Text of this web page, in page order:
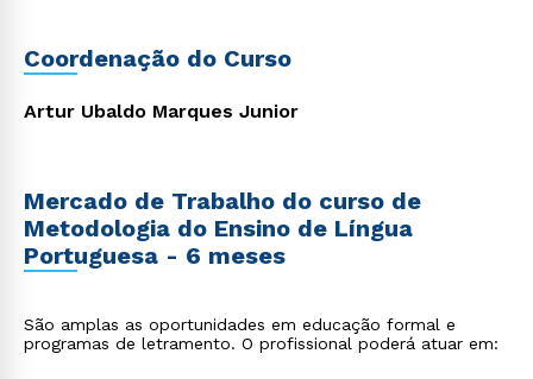
Coordenação do Curso
Artur Ubaldo Marques Junior
Mercado de Trabalho do curso de
Metodologia do Ensino de Língua
Portuguesa - 6 meses
São amplas as oportunidades em educação formal e
programas de letramento. O profissional poderá atuar em: